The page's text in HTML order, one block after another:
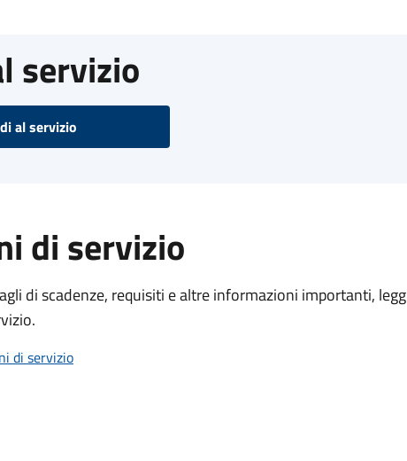
servizio
al servizio
di servizio
di scadenze, requisiti e altre informazioni importanti,
di servizio